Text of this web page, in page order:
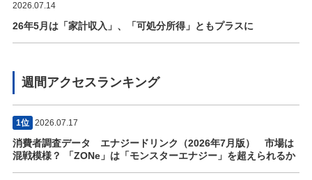
2026.07.14
26年5月は「家計収入」、「可処分所得」ともプラスに
週間アクセスランキング
1位 2026.07.17
消費者調査データ エナジードリンク（2026年7月版） 市場は
混戦模様？ 「ZONe」は「モンスターエナジー」を超えられるか